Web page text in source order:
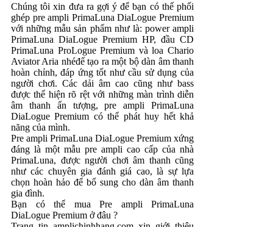
Chúng tôi xin đưa ra gợi ý để bạn có thế phối
ghép pre ampli PrimaLuna DiaLogue Premium
với những mẫu sản phẩm như là: power ampli
PrimaLuna DiaLogue Premium HP, đầu CD
PrimaLuna ProLogue Premium và loa Chario
Aviator Aria nhéđể tạo ra một bộ dàn âm thanh
hoàn chỉnh, đáp ứng tốt như cầu sử dụng của
người chơi. Các dải âm cao cũng như bass
được thể hiện rõ rệt với những màn trình diễn
âm thanh ấn tượng, pre ampli PrimaLuna
DiaLogue Premium có thể phát huy hết khả
năng của mình.
Pre ampli PrimaLuna DiaLogue Premium xứng
đáng là một mẫu pre ampli cao cấp của nhà
PrimaLuna, được người chơi âm thanh cũng
như các chuyên gia đánh giá cao, là sự lựa
chọn hoàn hảo để bổ sung cho dàn âm thanh
gia đình.
Bạn có thể mua Pre ampli PrimaLuna
DiaLogue Premium ở đâu ?